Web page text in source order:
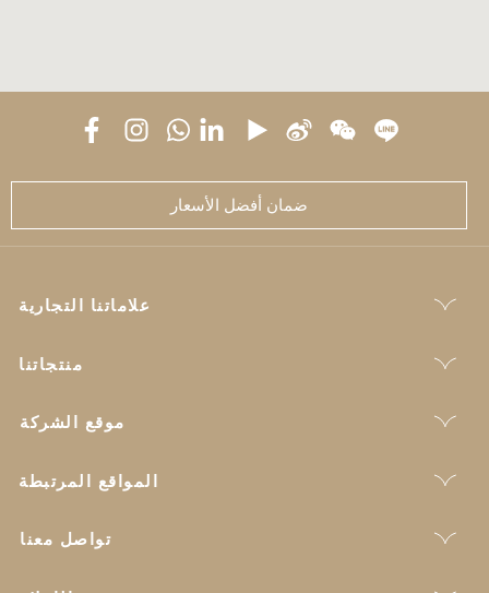
ضمان أفضل الأسعار
علاماتنا التجارية
منتجاتنا
موقع الشركة
المواقع المرتبطة
تواصل معنا